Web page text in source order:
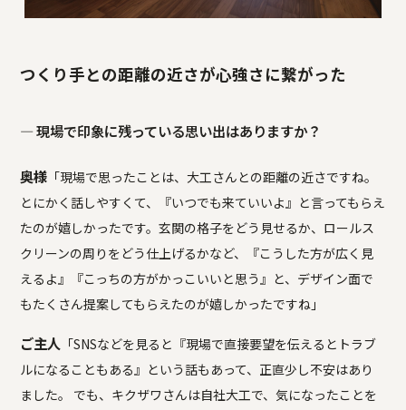
つくり手との距離の近さが心強さに繋がった
― 現場で印象に残っている思い出はありますか？
奥様 「現場で思ったことは、大工さんとの距離の近さですね。
とにかく話しやすくて、『いつでも来ていいよ』と言ってもらえ
たのが嬉しかったです。玄関の格子をどう見せるか、ロールス
クリーンの周りをどう仕上げるかなど、『こうした方が広く見
えるよ』『こっちの方がかっこいいと思う』と、デザイン面で
もたくさん提案してもらえたのが嬉しかったですね」
ご主人 「SNSなどを見ると『現場で直接要望を伝えるとトラブ
ルになることもある』という話もあって、正直少し不安はあり
ました。 でも、キクザワさんは自社大工で、気になったことを